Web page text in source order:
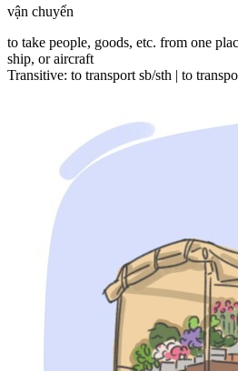
vận chuyển
to take people, goods, etc. from one
ship, or aircraft
Transitive: to transport sb/sth | to